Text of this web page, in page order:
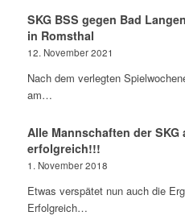
SKG BSS gegen Bad
in Romsthal
12. November 2021
Nach dem verlegten
am…
Alle Mannschaften der
erfolgreich!!!
1. November 2018
Etwas verspätet nun auch die
Erfolgreich…